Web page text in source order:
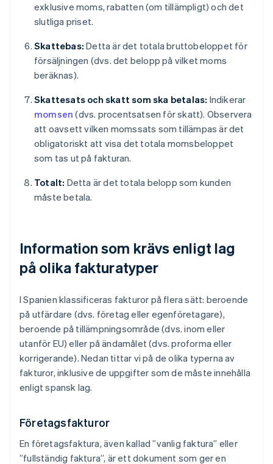
exklusive moms, rabatten (om tillämpligt) och det
slutliga priset.
Skattebas: Detta är det totala bruttobeloppet för
försäljningen (dvs. det belopp på vilket moms
beräknas).
Skattesats och skatt som ska betalas: Indikerar
momsen (dvs. procentsatsen för skatt). Observera
att oavsett vilken momssats som tillämpas är det
obligatoriskt att visa det totala momsbeloppet
som tas ut på fakturan.
Totalt: Detta är det totala belopp som kunden
måste betala.
Information som krävs enligt lag
på olika fakturatyper
I Spanien klassificeras fakturor på flera sätt: beroende
på utfärdare (dvs. företag eller egenföretagare),
beroende på tillämpningsområde (dvs. inom eller
utanför EU) eller på ändamålet (dvs. proforma eller
korrigerande). Nedan tittar vi på de olika typerna av
fakturor, inklusive de uppgifter som de måste innehålla
enligt spansk lag.
Företagsfakturor
En företagsfaktura, även kallad ”vanlig faktura” eller
”fullständig faktura”, är ett dokument som ger en